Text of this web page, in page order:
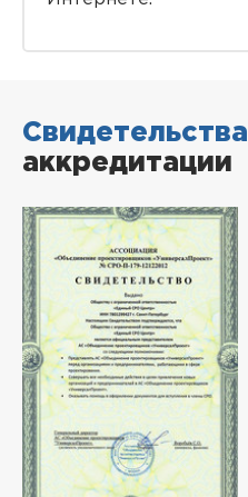
Свидетельства
аккредитации